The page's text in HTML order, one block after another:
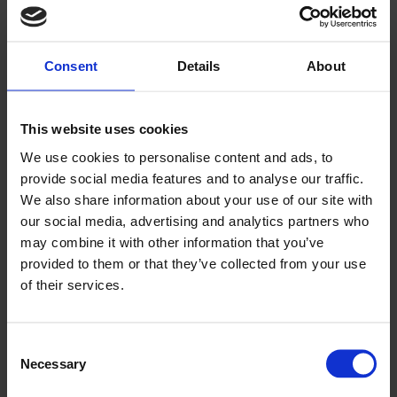
Consent Details About
This website uses cookies
We use cookies to personalise content and ads, to
provide social media features and to analyse our traffic.
We also share information about your use of our site with
our social media, advertising and analytics partners who
may combine it with other information that you’ve
provided to them or that they’ve collected from your use
of their services.
Selection
Necessary
spesialprodukter øker, og dette er noe vi
Reiseliv Innkjøpskjeden.
Blir sett
Elda Bakeri har siden 1998 drevet med
glutenfri bakst, og i 2019 ble bakeriet på
flere andre ledende bakerier i Norge.